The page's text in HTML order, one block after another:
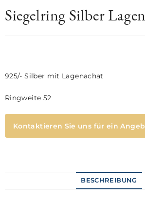
Siegelring Silber
925/- Silber mit Lagenachat
Ringweite 52
Kontaktieren Sie uns für ein
BESCHREIBUNG